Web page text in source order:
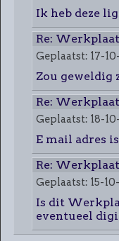
Ik heb deze
Re:
Geplaatst: 17-
Zou geweldig
Re:
Geplaatst: 18-
E mail adres
Re:
Geplaatst: 15-
Is dit
eventueel